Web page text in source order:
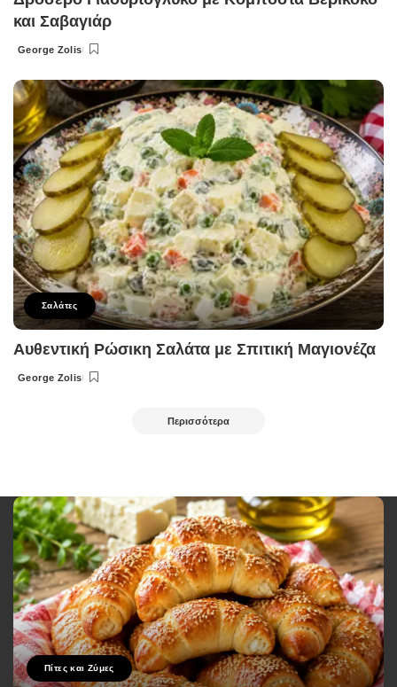
και Σαβαγιάρ
Posted
George Zolis
Σαλάτες
Αυθεντική Ρώσικη Σαλάτα με Σπιτική Μαγιονέζα
Posted
George Zolis
Περισσότερα
Πίτες και Ζύμες